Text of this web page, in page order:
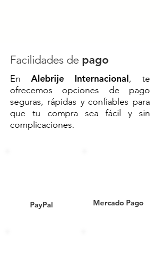
organizado con este práctico
paquete de 2 botes de basura
pequeños.Ideales para el hogar u
oficina, su tamaño compacto los
hace perfectos para cualquier
rincón.Diseño funcional y
discreto, fabricados con
7.5 L C/TAPA// BOTE DE BASURA
Facilidades de pago
En Alebrije Internacional, te
ofrecemos opciones de pago
seguras, rápidas y confiables para
que tu compra sea fácil y sin
complicaciones.
PayPal Mercado Pago